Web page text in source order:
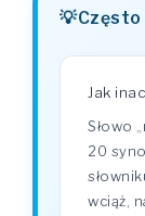
Często
Jak
Słowo
20
wciąż,